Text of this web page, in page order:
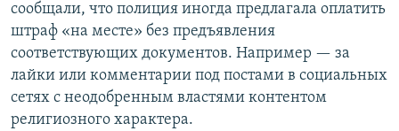
сообщали, что полиция иногда предлагала оплатить
штраф «на месте» без предъявления
соответствующих документов. Например — за
лайки или комментарии под постами в социальных
сетях с неодобренным властями контентом
религиозного характера.